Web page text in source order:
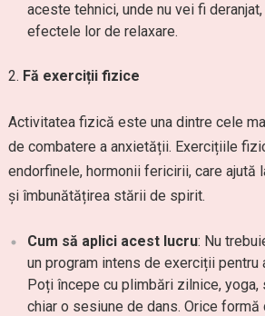
aceste tehnici, unde nu vei fi
efectele lor de relaxare.
Fă exerciții fizice
Activitatea fizică este una dintre cele
de combatere a anxietății. Exercițiile
endorfinele, hormonii fericirii, care ajută
și îmbunătățirea stării de spirit.
Cum să aplici acest lucru: Nu
un program intens de exerciții
Poți începe cu plimbări zilnice, yoga,
chiar o sesiune de dans. Orice formă